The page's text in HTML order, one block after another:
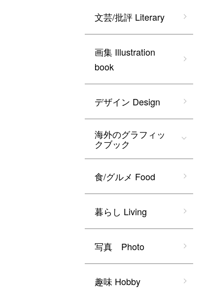
文芸/批評 Literary
画集 Illustration
book
デザイン Design
海外のグラフィッ
クブック
食/グルメ Food
暮らし Living
写真 Photo
趣味 Hobby